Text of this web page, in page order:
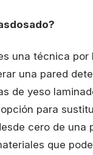
una técnica por
una pared
de yeso
para
cero de una
que